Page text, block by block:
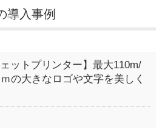
導入事例
ットプリンター】最大110m/
の大きなロゴや文字を美しく